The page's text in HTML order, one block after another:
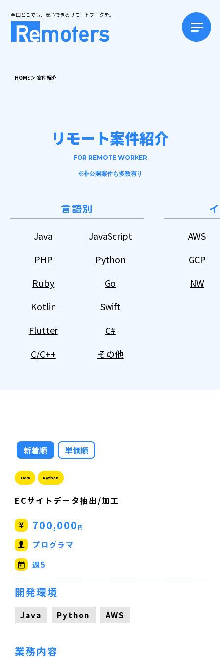
全国どこでも、安心できるリモートワークを。
HOME ＞ 案件紹介
リモート案件紹介
FOR REMOTE WORKER
※非公開案件も多数有り
言語別
Java
JavaScript
PHP
Python
Ruby
Go
Kotlin
Swift
Flutter
C#
C/C++
その他
AWS
GCP
NW
新着順 単価順
Java Python
ECサイトデータ抽出/加工
700,000円
プログラマ
週5
開発環境
Java Python AWS
業務内容